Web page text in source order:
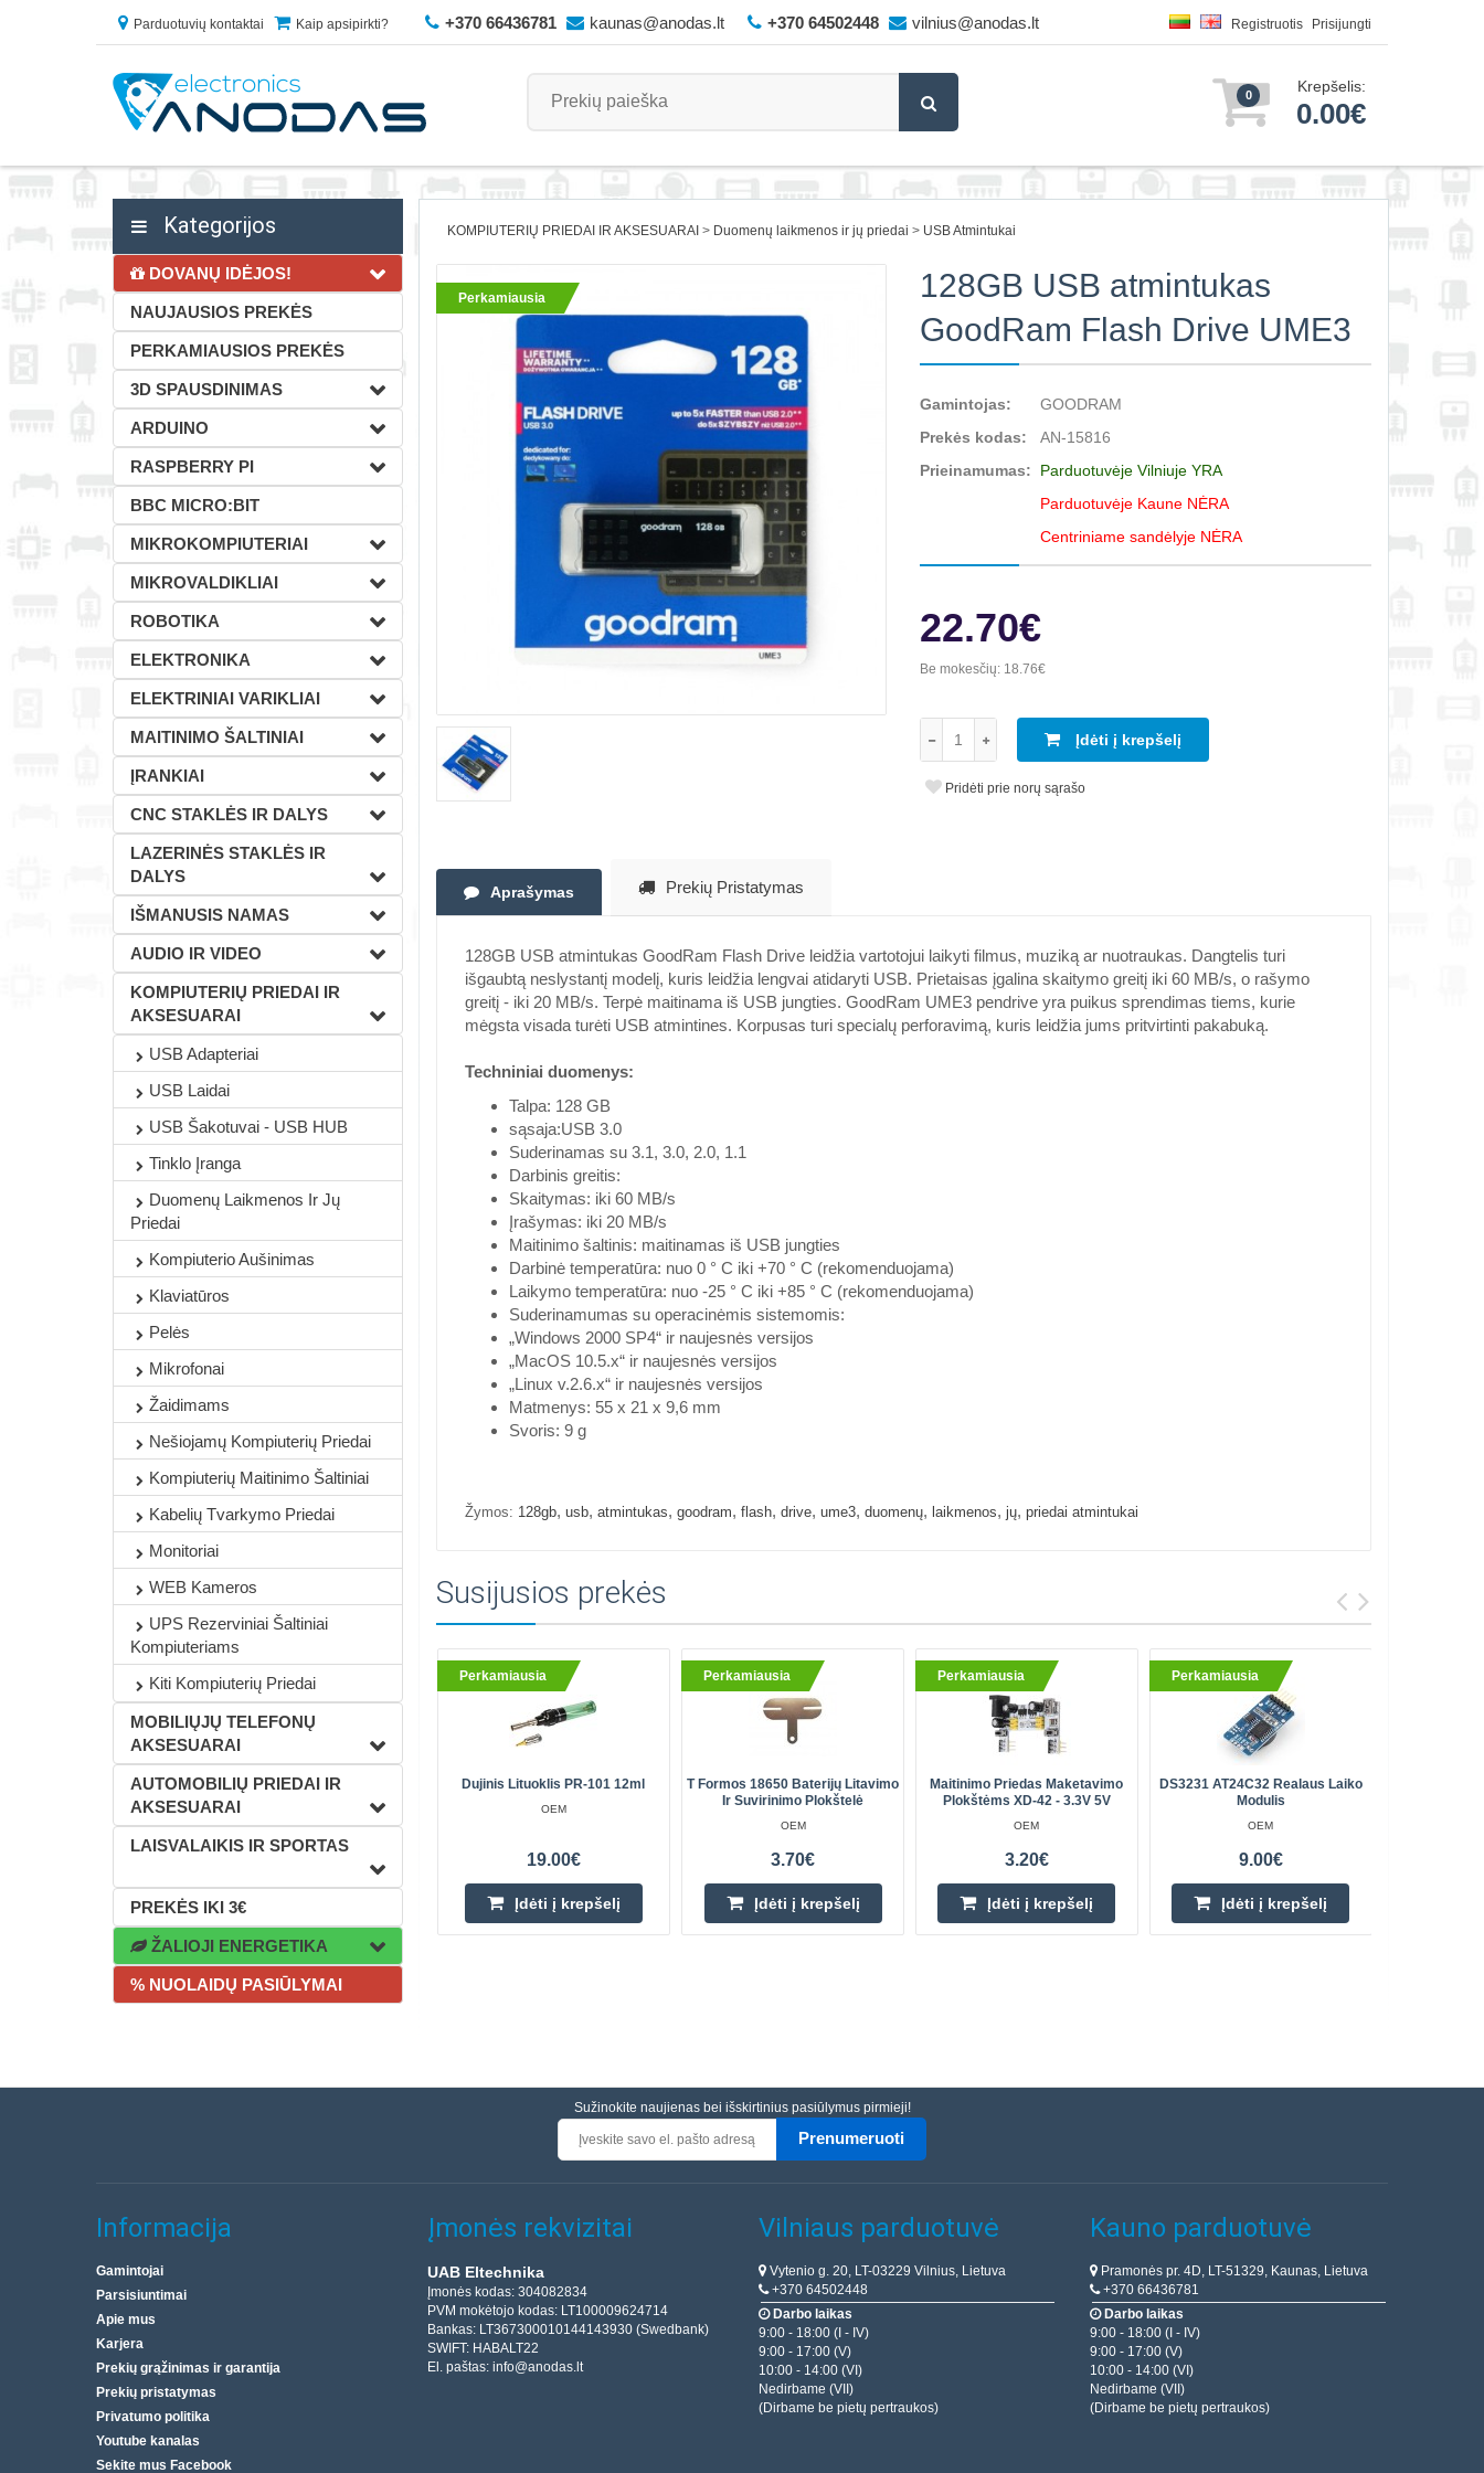
Parduotuvių kontaktai Kaip apsipirkti? +370 66436781 kaunas@anodas.lt +370 64502448 vilnius@anodas.lt Registruotis Prisijungti
0 Krepšelis:
0.00€
Kategorijos
DOVANŲ IDĖJOS!
NAUJAUSIOS PREKĖS
PERKAMIAUSIOS PREKĖS
3D SPAUSDINIMAS
ARDUINO
RASPBERRY PI
BBC MICRO:BIT
MIKROKOMPIUTERIAI
MIKROVALDIKLIAI
ROBOTIKA
ELEKTRONIKA
ELEKTRINIAI VARIKLIAI
MAITINIMO ŠALTINIAI
ĮRANKIAI
CNC STAKLĖS IR DALYS
LAZERINĖS STAKLĖS IR
DALYS
IŠMANUSIS NAMAS
AUDIO IR VIDEO
KOMPIUTERIŲ PRIEDAI IR
AKSESUARAI
USB Adapteriai
USB Laidai
USB Šakotuvai - USB HUB
Tinklo Įranga
Duomenų Laikmenos Ir Jų
Priedai
Kompiuterio Aušinimas
Klaviatūros
Pelės
Mikrofonai
Žaidimams
Nešiojamų Kompiuterių Priedai
Kompiuterių Maitinimo Šaltiniai
Kabelių Tvarkymo Priedai
Monitoriai
WEB Kameros
UPS Rezerviniai Šaltiniai
Kompiuteriams
Kiti Kompiuterių Priedai
MOBILIŲJŲ TELEFONŲ
AKSESUARAI
AUTOMOBILIŲ PRIEDAI IR
AKSESUARAI
LAISVALAIKIS IR SPORTAS
PREKĖS IKI 3€
ŽALIOJI ENERGETIKA
% NUOLAIDŲ PASIŪLYMAI
KOMPIUTERIŲ PRIEDAI IR AKSESUARAI Duomenų laikmenos ir jų priedai USB Atmintukai
Perkamiausia
128GB USB atmintukas
GoodRam Flash Drive UME3
Gamintojas:
GOODRAM
Prekės kodas:
AN-15816
Prieinamumas:
Parduotuvėje Vilniuje YRA
Parduotuvėje Kaune NĖRA
Centriniame sandėlyje NĖRA
22.70€
Be mokesčių: 18.76€
Įdėti į krepšelį
Pridėti prie norų sąrašo
Aprašymas Prekių Pristatymas
128GB USB atmintukas GoodRam Flash Drive leidžia vartotojui laikyti filmus, muziką ar nuotraukas. Dangtelis turi
išgaubtą neslystantį modelį, kuris leidžia lengvai atidaryti USB. Prietaisas įgalina skaitymo greitį iki 60 MB/s, o rašymo
greitį - iki 20 MB/s. Terpė maitinama iš USB jungties. GoodRam UME3 pendrive yra puikus sprendimas tiems, kurie
mėgsta visada turėti USB atmintines. Korpusas turi specialų perforavimą, kuris leidžia jums pritvirtinti pakabuką.
Techniniai duomenys:
Talpa: 128 GB
sąsaja:USB 3.0
Suderinamas su 3.1, 3.0, 2.0, 1.1
Darbinis greitis:
Skaitymas: iki 60 MB/s
Įrašymas: iki 20 MB/s
Maitinimo šaltinis: maitinamas iš USB jungties
Darbinė temperatūra: nuo 0 ° C iki +70 ° C (rekomenduojama)
Laikymo temperatūra: nuo -25 ° C iki +85 ° C (rekomenduojama)
Suderinamumas su operacinėmis sistemomis:
„Windows 2000 SP4“ ir naujesnės versijos
„MacOS 10.5.x“ ir naujesnės versijos
„Linux v.2.6.x“ ir naujesnės versijos
Matmenys: 55 x 21 x 9,6 mm
Svoris: 9 g
Žymos: 128gb, usb, atmintukas, goodram, flash, drive, ume3, duomenų, laikmenos, jų, priedai atmintukai
Susijusios prekės
Perkamiausia
Dujinis Lituoklis PR-101 12ml
OEM
19.00€
Įdėti į krepšelį
Perkamiausia
T Formos 18650 Baterijų Litavimo
Ir Suvirinimo Plokštelė
OEM
3.70€
Įdėti į krepšelį
Perkamiausia
Maitinimo Priedas Maketavimo
Plokštėms XD-42 - 3.3V 5V
OEM
3.20€
Įdėti į krepšelį
Perkamiausia
DS3231 AT24C32 Realaus Laiko
Modulis
OEM
9.00€
Įdėti į krepšelį
Sužinokite naujienas bei išskirtinius pasiūlymus pirmieji!
Prenumeruoti
Informacija
Gamintojai
Parsisiuntimai
Apie mus
Karjera
Prekių grąžinimas ir garantija
Prekių pristatymas
Privatumo politika
Youtube kanalas
Sekite mus Facebook
Įmonės rekvizitai
UAB Eltechnika
Įmonės kodas: 304082834
PVM mokėtojo kodas: LT100009624714
Bankas: LT367300010144143930 (Swedbank)
SWIFT: HABALT22
El. paštas: info@anodas.lt
Vilniaus parduotuvė
Vytenio g. 20, LT-03229 Vilnius, Lietuva
+370 64502448
Darbo laikas
9:00 - 18:00 (I - IV)
9:00 - 17:00 (V)
10:00 - 14:00 (VI)
Nedirbame (VII)
(Dirbame be pietų pertraukos)
Kauno parduotuvė
Pramonės pr. 4D, LT-51329, Kaunas, Lietuva
+370 66436781
Darbo laikas
9:00 - 18:00 (I - IV)
9:00 - 17:00 (V)
10:00 - 14:00 (VI)
Nedirbame (VII)
(Dirbame be pietų pertraukos)